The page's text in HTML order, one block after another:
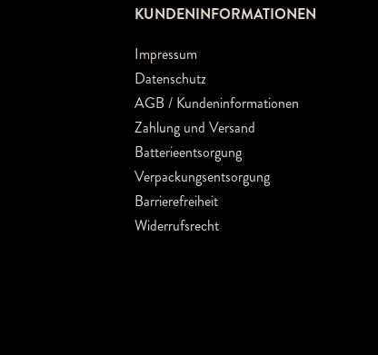
KUNDENINFORMATIONEN
Impressum
Datenschutz
AGB / Kundeninformationen
Zahlung und Versand
Batterieentsorgung
Verpackungsentsorgung
Barrierefreiheit
Widerrufsrecht